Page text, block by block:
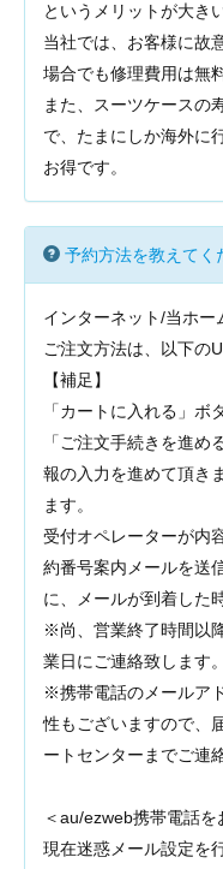
というメリットが大き
当社では、お客様に故
場合でも修理費用は無
また、スーツケースの
で、たまにしか海外に
お得です。
予約方法を教えてく
インターネット/当ホー
ご注文方法は、以下の
【補足】
「カートに入れる」ボ
「ご注文手続きを進
報の入力を進めて頂き
ます。
受付オペレーターが内
約番号案内メールを送
に、メールが到着した
※尚、営業終了時間以
業日にご連絡致します。
※携帯電話のメールア
性もございますので、
ートセンターまでご連
＜au/ezweb携帯電話を
現在迷惑メール設定を